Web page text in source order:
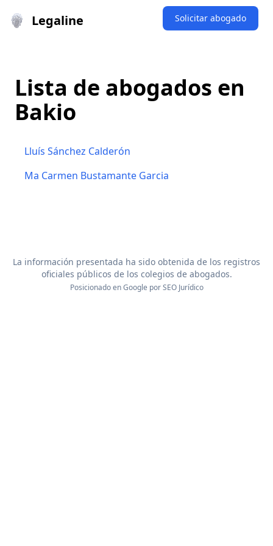
Legaline Solicitar abogado
Lista de abogados en
Bakio
Lluís Sánchez Calderón
Ma Carmen Bustamante Garcia
La información presentada ha sido obtenida de los registros
oficiales públicos de los colegios de abogados.
Posicionado en Google porSEO Jurídico